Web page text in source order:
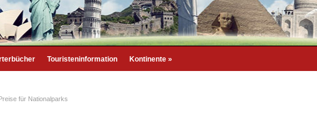
Touristeninformation Kontinente »
für Nationalparks